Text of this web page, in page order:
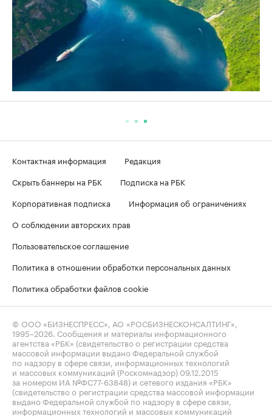
Контактная информация
Редакция
Скрыть баннеры на РБК
Подписка на РБК
Корпоративная подписка
Информация об ограничениях
О соблюдении авторских прав
Пользовательское соглашение
Политика в отношении обработки персональных данных
Политика обработки файлов cookie
© ООО «БИЗНЕСПРЕСС», АО «РОСБИЗНЕСКОНСАЛТИНГ»,
1995–2026. Сообщения и материалы информационного
агентства «РБК» (свидетельство о регистрации средства
массовой информации выдано Федеральной службой
по надзору в сфере связи, информационных технологий
и массовых коммуникаций (Роскомнадзор) 09.12.2015
за номером ИА №ФС77-63848) и сетевого издания «РБК»
(свидетельство о регистрации средства массовой информации
выдано Федеральной службой по надзору в сфере связи,
информационных технологий и массовых коммуникаций